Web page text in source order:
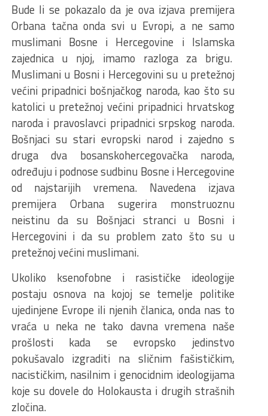
Bude li se pokazalo da je ova izjava premijera
Orbana tačna onda svi u Evropi, a ne samo
muslimani Bosne i Hercegovine i Islamska
zajednica u njoj, imamo razloga za brigu.
Muslimani u Bosni i Hercegovini su u pretežnoj
većini pripadnici bošnjačkog naroda, kao što su
katolici u pretežnoj većini pripadnici hrvatskog
naroda i pravoslavci pripadnici srpskog naroda.
Bošnjaci su stari evropski narod i zajedno s
druga dva bosanskohercegovačka naroda,
određuju i podnose sudbinu Bosne i Hercegovine
od najstarijih vremena. Navedena izjava
premijera Orbana sugerira monstruoznu
neistinu da su Bošnjaci stranci u Bosni i
Hercegovini i da su problem zato što su u
pretežnoj većini muslimani.
Ukoliko ksenofobne i rasističke ideologije
postaju osnova na kojoj se temelje politike
ujedinjene Evrope ili njenih članica, onda nas to
vraća u neka ne tako davna vremena naše
prošlosti kada se evropsko jedinstvo
pokušavalo izgraditi na sličnim fašističkim,
nacističkim, nasilnim i genocidnim ideologijama
koje su dovele do Holokausta i drugih strašnih
zločina.